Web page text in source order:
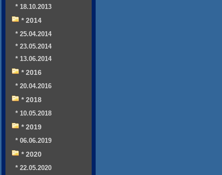
* 18.10.2013
* 2014
* 25.04.2014
* 23.05.2014
* 13.06.2014
* 2016
* 20.04.2016
* 2018
* 10.05.2018
* 2019
* 06.06.2019
* 2020
* 22.05.2020